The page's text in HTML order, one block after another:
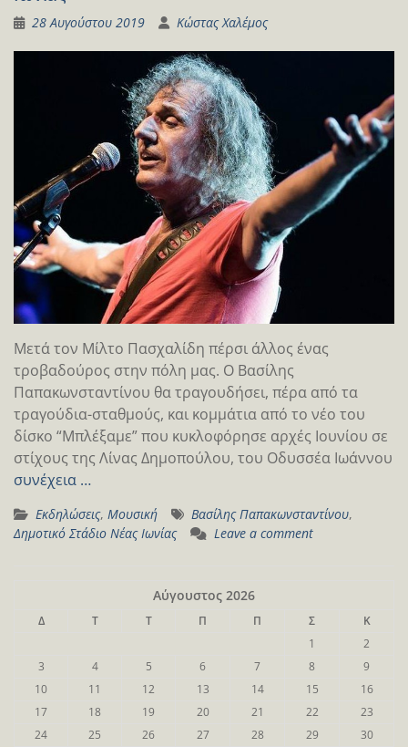
28 Αυγούστου 2019 Κώστας Χαλέμος
Μετά τον Μίλτο Πασχαλίδη πέρσι άλλος ένας
τροβαδούρος στην πόλη μας. Ο Βασίλης
Παπακωνσταντίνου θα τραγουδήσει, πέρα από τα
τραγούδια-σταθμούς, και κομμάτια από το νέο του
δίσκο “Μπλέξαμε” που κυκλοφόρησε αρχές Ιουνίου σε
στίχους της Λίνας Δημοπούλου, του Οδυσσέα Ιωάννου
συνέχεια …
Εκδηλώσεις, Μουσική Βασίλης Παπακωνσταντίνου,
Δημοτικό Στάδιο Νέας Ιωνίας
Leave a comment
Αύγουστος 2026
Δ Τ Τ Π Π Σ
Κ
1
2
3
4 5 6 7 8
9
10
11 12 13 14 15
16
17
18 19 20 21 22
23
24
25 26 27 28 29
30